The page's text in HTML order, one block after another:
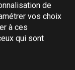
de
vos choix
à ces
qui sont